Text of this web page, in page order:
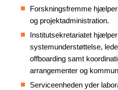
Forskningsfremme
og projektadministration.
Institutsekretariatet
systemunderstøttelse,
offboarding samt
arrangementer og
Serviceenheden yder